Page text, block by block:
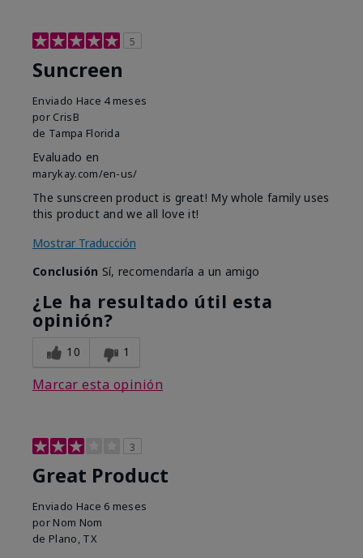
5
Suncreen
Enviado Hace 4 meses
por CrisB
de Tampa Florida
Evaluado en
marykay.com/en-us/
The sunscreen product is great! My whole family uses
this product and we all love it!
Mostrar Traducción
Conclusión Sí, recomendaría a un amigo
¿Le ha resultado útil esta
opinión?
10 1
Marcar esta opinión
3
Great Product
Enviado Hace 6 meses
por Nom Nom
de Plano, TX